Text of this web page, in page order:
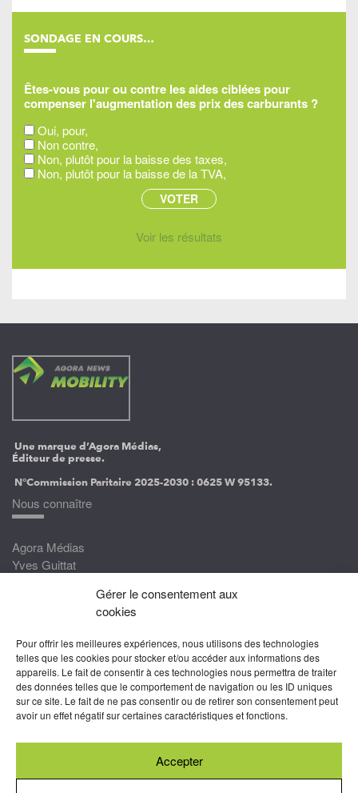
Gérer le consentement aux
cookies
Pour offrir les meilleures expériences, nous utilisons des technologies
telles que les cookies pour stocker et/ou accéder aux informations des
appareils. Le fait de consentir à ces technologies nous permettra de traiter
des données telles que le comportement de navigation ou les ID uniques
sur ce site. Le fait de ne pas consentir ou de retirer son consentement peut
avoir un effet négatif sur certaines caractéristiques et fonctions.
Accepter
SONDAGE EN COURS…
Êtes-vous pour ou contre les aides ciblées pour
compenser l'augmentation des prix des carburants ?
Oui, pour,
Non contre,
Non, plutôt pour la baisse des taxes,
Non, plutôt pour la baisse de la TVA,
Voir les résultats
Une marque d’Agora Médias,
Éditeur de presse.
N°Commission Paritaire 2025-2030 :0625 W 95133.
Nous connaître
Agora Médias
Yves Guittat
Devenez correspondant
Rejoignez nos experts
Devenez Partenaire
Nous suivre
Abonnez-vous à nos newsletters